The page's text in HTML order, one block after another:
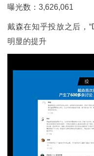
曝光数：3,626,061
戴森在知乎投放之后，
明显的提升